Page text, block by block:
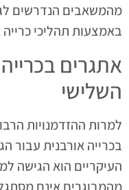
מהמשאבים הנדרשים
באמצעות תהליכי כרייה
אתגרים
השלישי
למרות ההזדמנויות
בכרייה אורבנית עבור
העיקריים הוא הגישה
מהמבוגרים אינם